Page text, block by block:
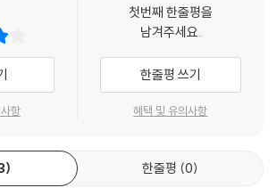
않은 소재를 신랄하면서도 흥미롭게 풀어냄으로써
그려내는 작가, 척 팔라닉
불러일으켰던《파이트 클럽》은 미국 문단에서 신
다. 장난기 넘치는 유머와 독설적인 사회 풍자를
는 이 시대의 가장 참신하고 흥미로운 작가로 평가
항
첫번째 한줄평을
남겨주세요.
한줄평 쓰기
혜택 및 유의사항
한줄평 0